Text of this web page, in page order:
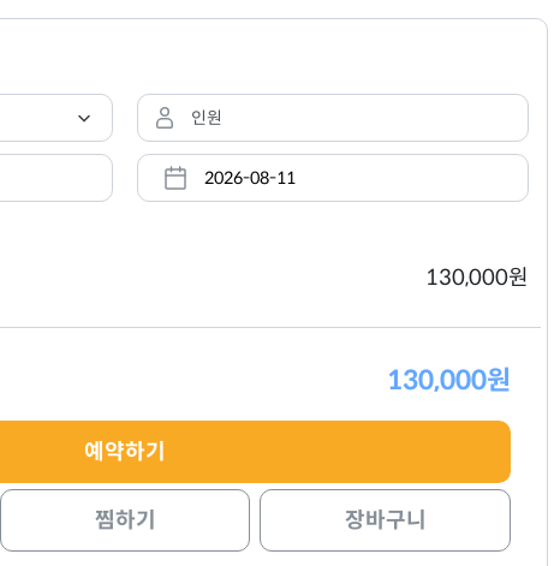
인원
130,000원
130,000원
예약하기
찜하기 장바구니